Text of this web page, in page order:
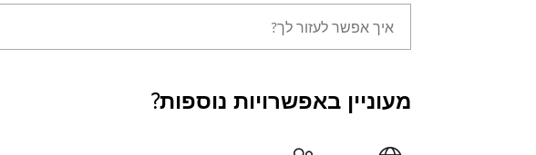
מעוניין באפשרויות נוספות?